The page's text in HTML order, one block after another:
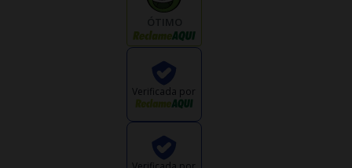
Verificada por